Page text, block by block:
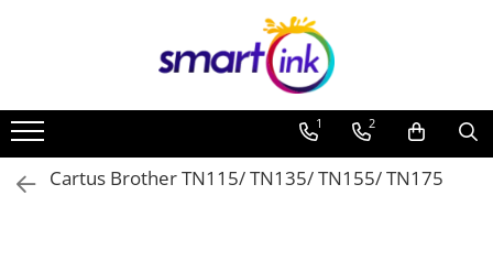
1 2
Cartus Brother TN115/ TN135/ TN155/ TN175